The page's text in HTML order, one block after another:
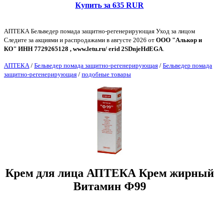
Купить за 635 RUR
АПТЕКА Бельведер помада защитно-регенерирующая Уход за лицом
Следите за акциями и распродажами в августе 2026 от ООО "Алькор и
КО" ИНН 7729265128 , www.letu.ru/ erid 2SDnjeHdEGA
АПТЕКА / Бельведер помада защитно-регенерирующая / Бельведер помада
защитно-регенерирующая / подобные товары
Крем для лица АПТЕКА Крем жирный
Витамин Ф99